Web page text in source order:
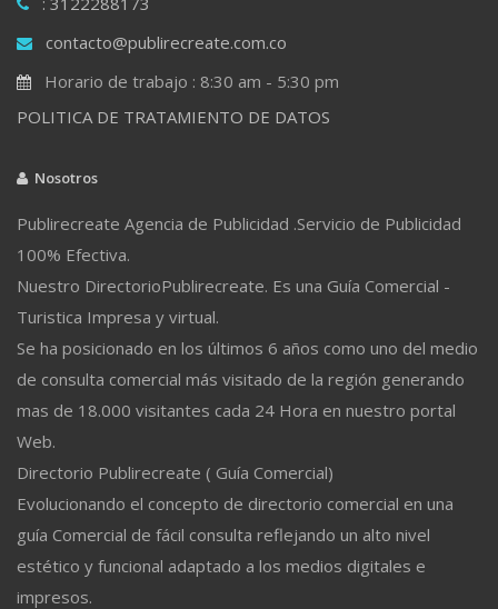
contacto@publirecreate.com.co
Horario de trabajo : 8:30 am - 5:30 pm
POLITICA DE TRATAMIENTO DE DATOS
Nosotros
Publirecreate Agencia de Publicidad .Servicio de Publicidad
100% Efectiva.
Nuestro DirectorioPublirecreate. Es una Guía Comercial -
Turistica Impresa y virtual.
Se ha posicionado en los últimos 6 años como uno del medio
de consulta comercial más visitado de la región generando
mas de 18.000 visitantes cada 24 Hora en nuestro portal
Web.
Directorio Publirecreate ( Guía Comercial)
Evolucionando el concepto de directorio comercial en una
guía Comercial de fácil consulta reflejando un alto nivel
estético y funcional adaptado a los medios digitales e
impresos.